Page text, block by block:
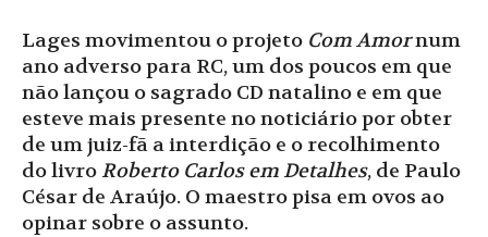
Lages movimentou o projeto Com Amornum
ano adverso para RC, um dos poucos em que
não lançou o sagrado CD natalino e em que
esteve mais presente no noticiário por obter
de um juiz-fã a interdição e o recolhimento
do livro Roberto Carlos em Detalhes, de Paulo
César de Araújo. O maestro pisa em ovos ao
opinar sobre o assunto.